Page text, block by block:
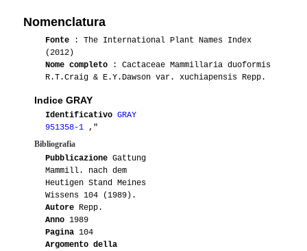
Nomenclatura
Fonte : The International Plant Names Index
(2012)
Nome completo : Cactaceae Mammillaria duoformis
R.T.Craig & E.Y.Dawson var. xuchiapensis Repp.
Indice GRAY
Identificativo GRAY
951358-1 ,"
Bibliografia
Pubblicazione Gattung
Mammill. nach dem
Heutigen Stand Meines
Wissens 104 (1989).
Autore Repp.
Anno 1989
Pagina 104
Argomento della